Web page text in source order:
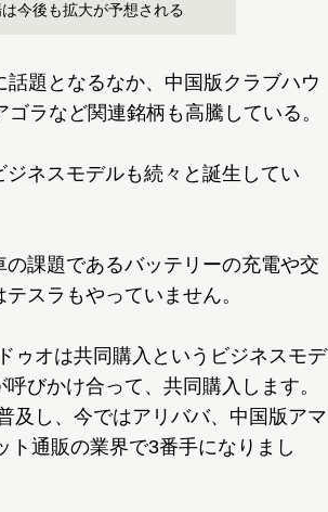
今後も拡大が予想される
題となるなか、中国版クラブハウ
ラなど関連銘柄も高騰している。
ネスモデルも続々と誕生してい
の課題であるバッテリーの充電や交
スラもやっていません。
ゥオは共同購入というビジネスモデ
びかけ合って、共同購入します。
及し、今ではアリババ、中国版アマ
ト通販の業界で3番手になりまし